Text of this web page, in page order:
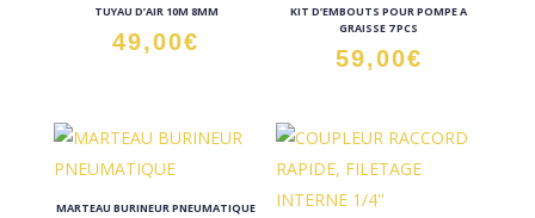
TUYAU D’AIR 10M 8MM
49,00€
KIT D’EMBOUTS POUR POMPE A
GRAISSE 7 PCS
59,00€
MARTEAU BURINEUR PNEUMATIQUE